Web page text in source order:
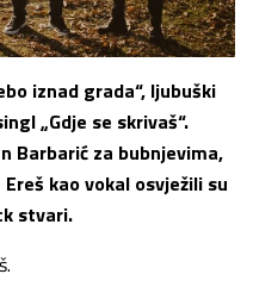
iznad grada“, ljubuški
„Gdje se skrivaš“.
Barbarić za bubnjevima,
kao vokal osvježili su
stvari.